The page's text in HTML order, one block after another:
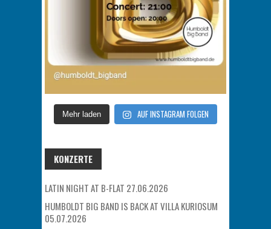
Mehr laden AUF INSTAGRAM FOLGEN
KONZERTE
LATIN NIGHT AT B-FLAT 27.06.2026
HUMBOLDT BIG BAND IS BACK AT VILLA KURIOSUM
05.07.2026